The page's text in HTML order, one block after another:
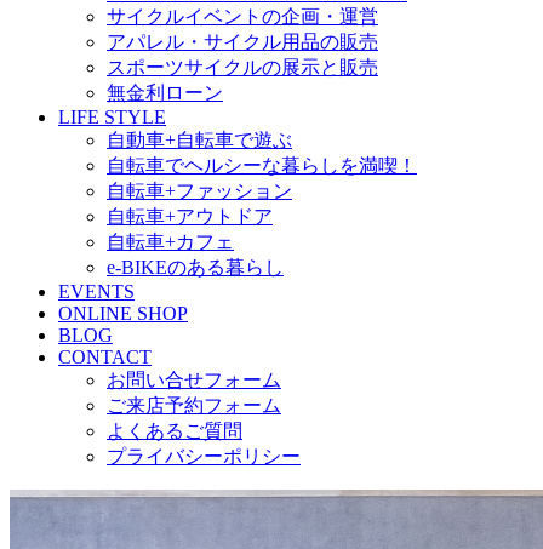
サイクルイベントの企画・運営
アパレル・サイクル用品の販売
スポーツサイクルの展示と販売
無金利ローン
LIFE STYLE
自動車+自転車で遊ぶ
自転車でヘルシーな暮らしを満喫！
自転車+ファッション
自転車+アウトドア
自転車+カフェ
e-BIKEのある暮らし
EVENTS
ONLINE SHOP
BLOG
CONTACT
お問い合せフォーム
ご来店予約フォーム
よくあるご質問
プライバシーポリシー